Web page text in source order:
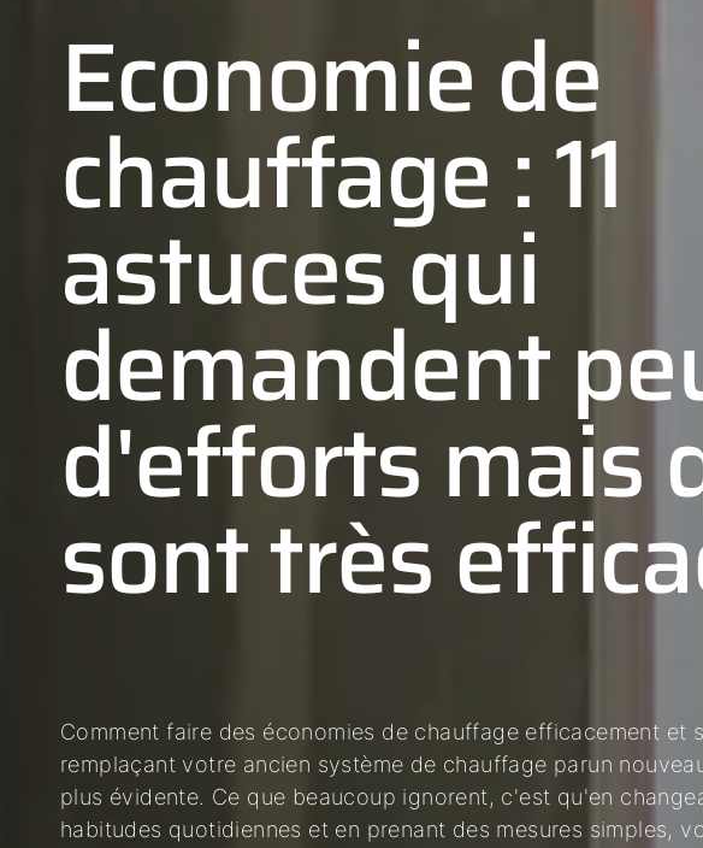
Economie de
chauffage : 11
astuces qui
demandent
d'efforts mais
sont très
Comment faire des économies de chauffage efficacement et
remplaçant votre ancien système de chauffage parun
plus évidente. Ce que beaucoup ignorent, c'est qu'en
habitudes quotidiennes et en prenant des mesures simples,